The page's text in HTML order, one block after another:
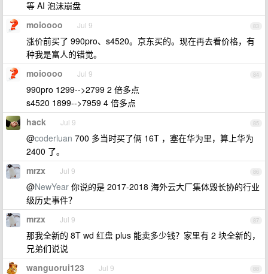
等 AI 泡沫崩盘
83
moioooo Jul 9
涨价前买了 990pro、s4520。京东买的。现在再去看价格，有
种我是富人的错觉。
84
moioooo Jul 9
990pro 1299-->2799 2 倍多点
s4520 1899-->7959 4 倍多点
85
hack Jul 9
@coderluan 700 多当时买了俩 16T ，塞在华为里，算上华为
2400 了。
86
mrzx Jul 9
@NewYear 你说的是 2017-2018 海外云大厂集体毁长协的行业
级历史事件？
87
mrzx Jul 9
那我全新的 8T wd 红盘 plus 能卖多少钱？家里有 2 块全新的，
兄弟们说说
88
wanguorui123 Jul 9